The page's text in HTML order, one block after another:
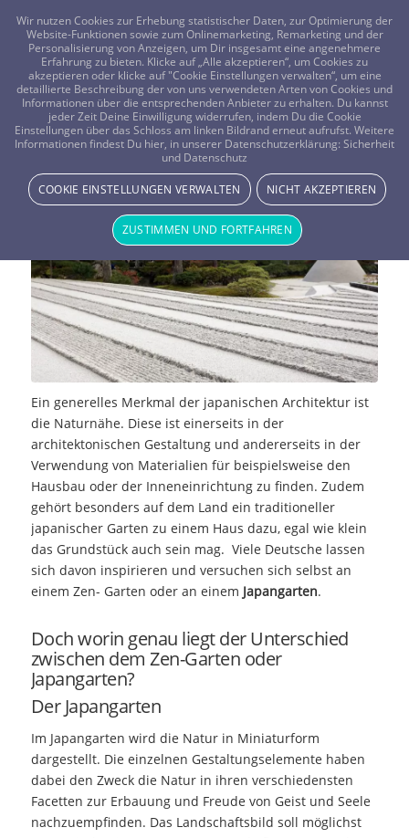
FRAGEN? KOSTENLOS ANRUFEN: 0800-8478266
Zen-Garten oder Japangarten – Wo
liegt der Unterschied?
NEWS & STORYS
Ein generelles Merkmal der japanischen Architektur ist
die Naturnähe. Diese ist einerseits in der
architektonischen Gestaltung und andererseits in der
Verwendung von Materialien für beispielsweise den
Hausbau oder der Inneneinrichtung zu finden. Zudem
gehört besonders auf dem Land ein traditioneller
japanischer Garten zu einem Haus dazu, egal wie klein
das Grundstück auch sein mag. Viele Deutsche lassen
sich davon inspirieren und versuchen sich selbst an
einem Zen- Garten oder an einem Japangarten.
Doch worin genau liegt der Unterschied
zwischen dem Zen-Garten oder
Japangarten?
Der Japangarten
Im Japangarten wird die Natur in Miniaturform
dargestellt. Die einzelnen Gestaltungselemente haben
dabei den Zweck die Natur in ihren verschiedensten
Facetten zur Erbauung und Freude von Geist und Seele
nachzuempfinden. Das Landschaftsbild soll möglichst
Wir nutzen Cookies zur Erhebung statistischer Daten, zur Optimierung der
Website-Funktionen sowie zum Onlinemarketing, Remarketing und der
Personalisierung von Anzeigen, um Dir insgesamt eine angenehmere
Erfahrung zu bieten. Klicke auf „Alle akzeptieren“, um Cookies zu
akzeptieren oder klicke auf "Cookie Einstellungen verwalten“, um eine
detaillierte Beschreibung der von uns verwendeten Arten von Cookies und
Informationen über die entsprechenden Anbieter zu erhalten. Du kannst
jeder Zeit Deine Einwilligung widerrufen, indem Du die Cookie
Einstellungen über das Schloss am linken Bildrand erneut aufrufst. Weitere
Informationen findest Du hier, in unserer Datenschutzerklärung: Sicherheit
und Datenschutz
COOKIE EINSTELLUNGEN VERWALTEN NICHT AKZEPTIEREN
ZUSTIMMEN UND FORTFAHREN